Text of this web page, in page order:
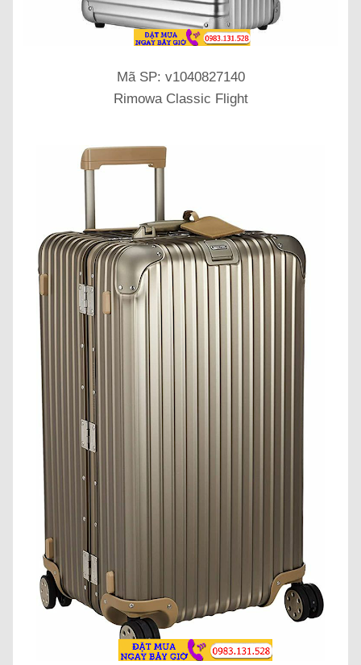
Mã SP: v1040827140
Rimowa Classic Flight